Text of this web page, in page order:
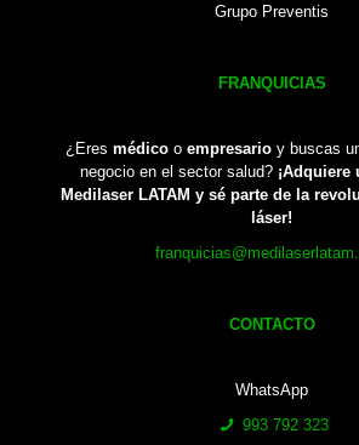
Grupo Preventis
FRANQUICIAS
¿Eres médicoo empresarioy buscas
negocio en el sector salud? ¡Adquiere
Medilaser LATAM y sé parte de la
láser!
CONTACTO
WhatsApp
993 792 323